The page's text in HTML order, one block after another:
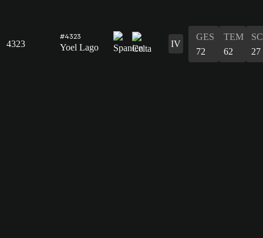
4323
#4323
Yoel Lago IV
GES
72
TEM
62
27